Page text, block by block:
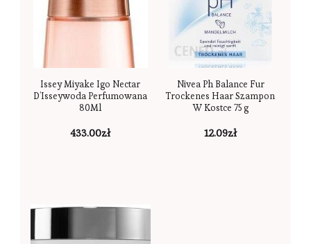
Issey Miyake Igo Nectar
D’Isseywoda Perfumowana
80Ml
433.00zł
Nivea Ph Balance Fur
Trockenes Haar Szampon
W Kostce 75 g
12.09zł